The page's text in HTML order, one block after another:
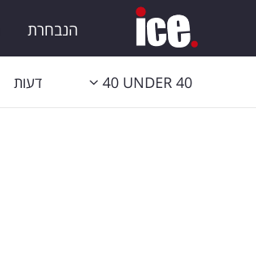
הנבחרת
40 UNDER 40 דעות